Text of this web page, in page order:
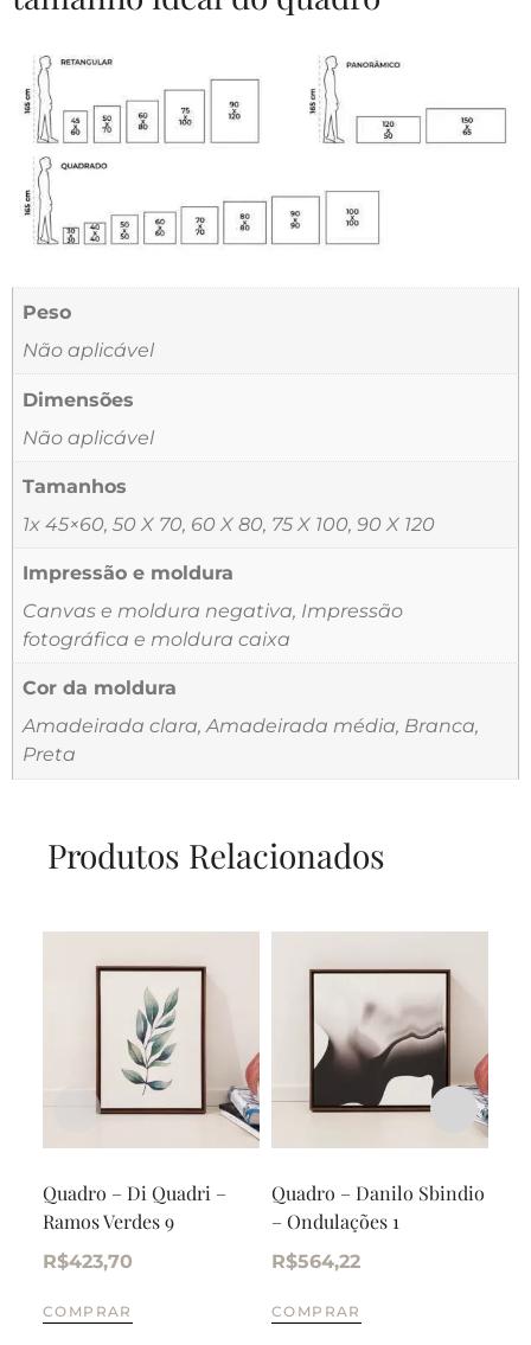
Peso
Não aplicável
Dimensões
Não aplicável
Tamanhos
1x 45×60, 50 X 70, 60 X 80, 75 X 100, 90 X 120
Impressão e moldura
Canvas e moldura negativa, Impressão
fotográfica e moldura caixa
Cor da moldura
Amadeirada clara, Amadeirada média, Branca,
Preta
Produtos Relacionados
Quadro – Di Quadri –
Ramos Verdes 9
R$423,70
COMPRAR
Quadro – Danilo Sbindio
– Ondulações 1
R$564,22
COMPRAR